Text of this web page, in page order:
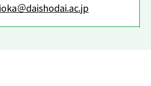
＠daishodai.ac.jp